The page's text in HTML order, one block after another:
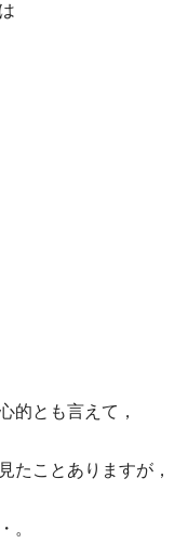
的とも言えて，
たことありますが，
。